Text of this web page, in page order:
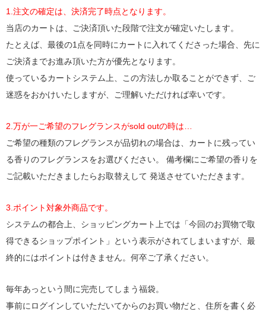
1.注文の確定は、決済完了時点となります。
当店のカートは、ご決済頂いた段階で注文が確定いたします。
たとえば、最後の1点を同時にカートに入れてくださった場合、先に
ご決済までお進み頂いた方が優先となります。
使っているカートシステム上、この方法しか取ることができず、ご
迷惑をおかけいたしますが、ご理解いただければ幸いです。
2.万が一ご希望のフレグランスがsold outの時は…
ご希望の種類のフレグランスが品切れの場合は、カートに残ってい
る香りのフレグランスをお選びください。 備考欄にご希望の香りを
ご記載いただきましたらお取替えして 発送させていただきます。
3.ポイント対象外商品です。
システムの都合上、ショッピングカート上では「今回のお買物で取
得できるショップポイント」という表示がされてしまいますが、最
終的にはポイントは付きません。何卒ご了承ください。
毎年あっという間に完売してしまう福袋。
事前にログインしていただいてからのお買い物だと、住所を書く必